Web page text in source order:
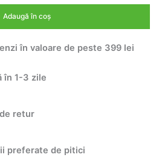
38,88 lei.
Adaugă în coș
în valoare de peste 399 lei
în 1-3 zile
retur
preferate de pitici